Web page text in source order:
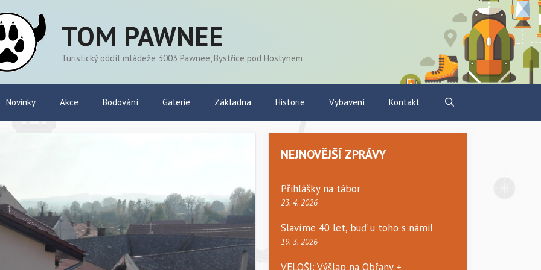
TOM PAWNEE
Turistický oddíl mládeže 3003 Pawnee, Bystřice pod Hostýnem
Novinky Akce Bodování Galerie Základna Historie Vybavení Kontakt
NEJNOVĚJŠÍ ZPRÁVY
Přihlášky na tábor
23. 4. 2026
Slavíme 40 let, buď u toho s námi!
19. 3. 2026
VELOŠI: Výšlap na Obřany +